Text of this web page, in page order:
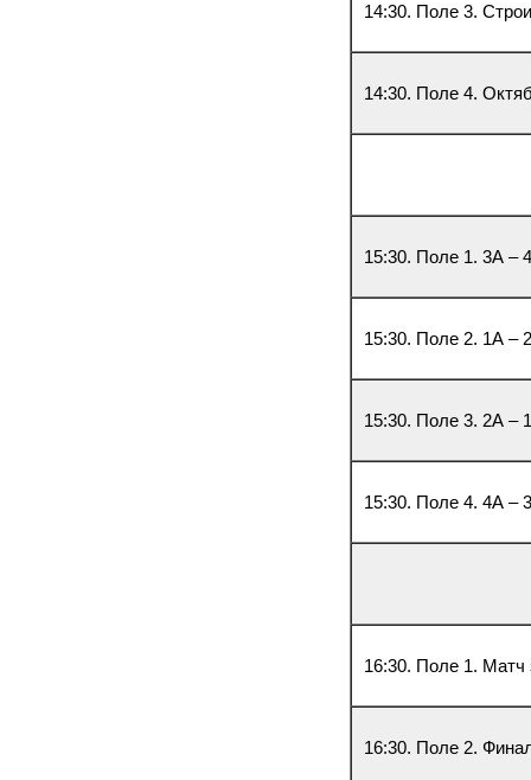
14:30. Поле 3.
14:30. Поле 4.
15:30. Поле 1. 3А –
15:30. Поле 2. 1А –
15:30. Поле 3. 2А –
15:30. Поле 4. 4А –
16:30. Поле 1. Матч
16:30. Поле 2.